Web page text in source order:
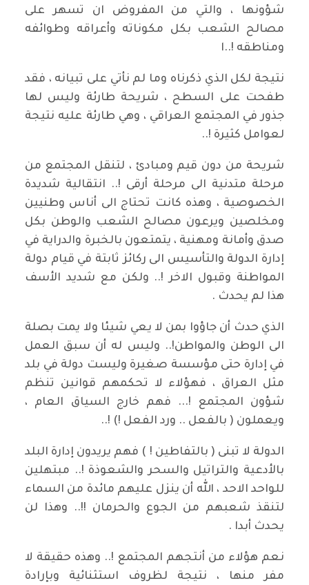
شؤونها ، والتي من المفروض ان تسهر على
مصالح الشعب بكل مكوناته وأعراقه وطوائفه
ومناطقه !..ا
نتيجة لكل الذي ذكرناه وما لم نأتي على تبيانه ، فقد
طفحت على السطح ، شريحة طارئة وليس لها
جذور في المجتمع العراقي ، وهي طارئة عليه نتيجة
لعوامل كثيرة !..
شريحة من دون قيم ومبادئ ، لتنقل المجتمع من
مرحلة متدنية الى مرحلة أرقى !.. انتقالية شديدة
الخصوصية ، وهذه كانت تحتاج الى أناس وطنيين
ومخلصين ويرعون مصالح الشعب والوطن بكل
صدق وأمانة ومهنية ، يتمتعون بالخبرة والدراية في
إدارة الدولة والتأسيس الى ركائز ثابتة في قيام دولة
المواطنة وقبول الاخر !.. ولكن مع شديد الأسف
هذا لم يحدث .
الذي حدث أن جاؤوا بمن لا يعي شيئا ولا يمت بصلة
الى الوطن والمواطن!.. وليس له أن سبق العمل
في إدارة حتى مؤسسة صغيرة وليست دولة في بلد
مثل العراق ، فهؤلاء لا تحكمهم قوانين تنظم
شؤون المجتمع !... فهم خارج السياق العام ،
ويعملون ( بالفعل .. ورد الفعل !) !..
الدولة لا تبنى ( بالتفاطين ! ) فهم يريدون إدارة البلد
بالأدعية والتراتيل والسحر والشعوذة !.. مبتهلين
للواحد الاحد ، الله أن ينزل عليهم مائدة من السماء
لتنقذ شعبهم من الجوع والحرمان !!.. وهذا لن
يحدث أبدا .
نعم هؤلاء من أنتجهم المجتمع !.. وهذه حقيقة لا
مفر منها ، نتيجة لظروف استثنائية وبإرادة